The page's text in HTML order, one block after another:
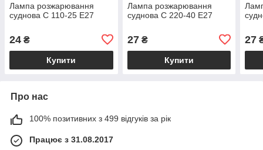
Лампа розжарювання
суднова С 110-25 Е27
24 ₴
Купити
Лампа розжарювання
суднова С 220-40 Е27
27₴
Купити
27
Про нас
100% позитивних з 499 відгуків за рік
Працює з 31.08.2017